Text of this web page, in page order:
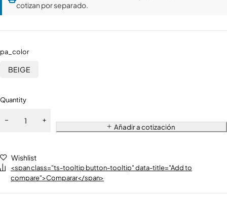
cotizan por separado.
pa_color
BEIGE
Quantity
Añadir a cotización
Wishlist
<span class="ts-tooltip button-tooltip" data-title="Add to
compare">Comparar</span>